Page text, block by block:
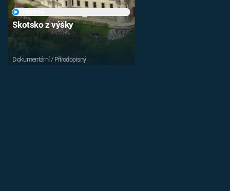
Skotsko z výšky
Dokumentární / Přírodopisný